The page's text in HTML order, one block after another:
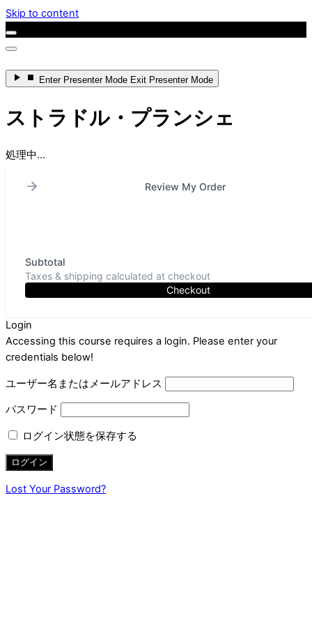
Skip to content
Enter Presenter Mode Exit Presenter Mode
ストラドル・プランシェ
処理中...
Review My Order
Subtotal
Taxes & shipping calculated at checkout
Checkout
Login
Accessing this course requires a login. Please enter your
credentials below!
ユーザー名またはメールアドレス
パスワード
ログイン状態を保存する
Lost Your Password?